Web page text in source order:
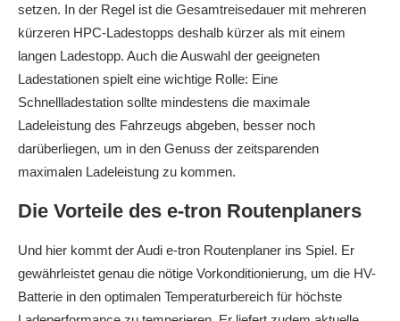
setzen. In der Regel ist die Gesamtreisedauer mit mehreren
kürzeren HPC-Ladestopps deshalb kürzer als mit einem
langen Ladestopp. Auch die Auswahl der geeigneten
Ladestationen spielt eine wichtige Rolle: Eine
Schnellladestation sollte mindestens die maximale
Ladeleistung des Fahrzeugs abgeben, besser noch
darüberliegen, um in den Genuss der zeitsparenden
maximalen Ladeleistung zu kommen.
Die Vorteile des e-tron Routenplaners
Und hier kommt der Audi e-tron Routenplaner ins Spiel. Er
gewährleistet genau die nötige Vorkonditionierung, um die HV-
Batterie in den optimalen Temperaturbereich für höchste